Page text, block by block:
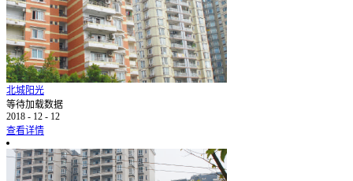
北城阳光
等待加载数据
2018 - 12 - 12
查看详情